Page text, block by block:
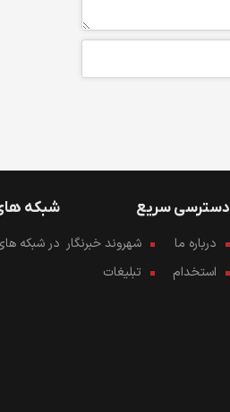
دسترسی سریع
درباره ما
شهروند خبرنگار
استخدام
تبلیغات
شبکه
در شبکه